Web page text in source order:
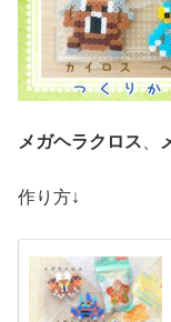
メガヘラクロス
作り方↓